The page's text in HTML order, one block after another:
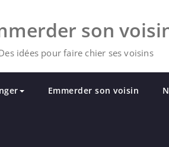
son
idées pour faire chier ses voisins
Emmerder son voisin